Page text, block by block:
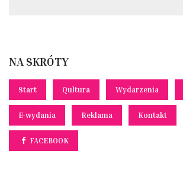
NA SKRÓTY
Start Qultura Wydarzenia
E-wydania Reklama Kontakt
FACEBOOK